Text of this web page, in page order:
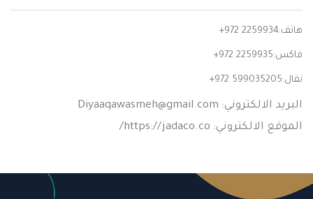
هاتف:+972 2259934
فاكس:+972 2259935
نقال:+972 599035205
البريد الالكتروني: Diyaaqawasmeh@gmail.com
الموقع الالكتروني: https://jadaco.co/